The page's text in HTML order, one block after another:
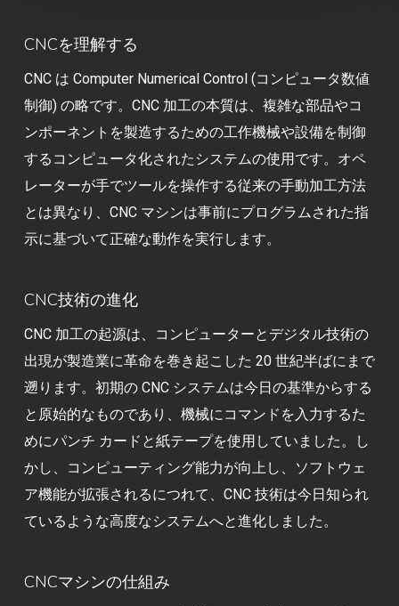
CNCを理解する
CNC は Computer Numerical Control (コンピュータ数値
制御) の略です。CNC 加工の本質は、複雑な部品やコ
ンポーネントを製造するための工作機械や設備を制御
するコンピュータ化されたシステムの使用です。オペ
レーターが手でツールを操作する従来の手動加工方法
とは異なり、CNC マシンは事前にプログラムされた指
示に基づいて正確な動作を実行します。
CNC技術の進化
CNC 加工の起源は、コンピューターとデジタル技術の
出現が製造業に革命を巻き起こした 20 世紀半ばにまで
遡ります。初期の CNC システムは今日の基準からする
と原始的なものであり、機械にコマンドを入力するた
めにパンチ カードと紙テープを使用していました。し
かし、コンピューティング能力が向上し、ソフトウェ
ア機能が拡張されるにつれて、CNC 技術は今日知られ
ているような高度なシステムへと進化しました。
CNCマシンの仕組み